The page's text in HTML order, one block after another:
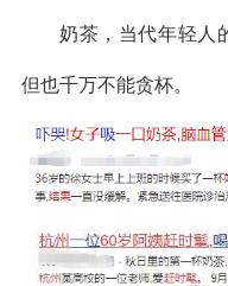
奶茶，当代年轻人
但也千万不能贪杯。